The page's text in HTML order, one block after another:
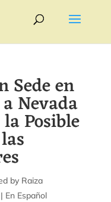
Sede en
Nevada
Posible
En Español